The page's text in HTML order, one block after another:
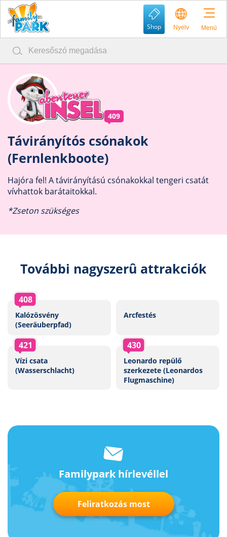
Shop Nyelv Menü
409
Távirányítós csónakok
(Fernlenkboote)
Hajóra fel! A távirányítású csónakokkal tengeri csatát
vívhattok barátaitokkal.
*Zseton szükséges
További nagyszerû attrakciók
408
Kalózösvény
(Seeräuberpfad)
Arcfestés
421
Vízi csata
(Wasserschlacht)
430
Leonardo repülő
szerkezete (Leonardos
Flugmaschine)
Familypark hírlevéllel
Feliratkozás most